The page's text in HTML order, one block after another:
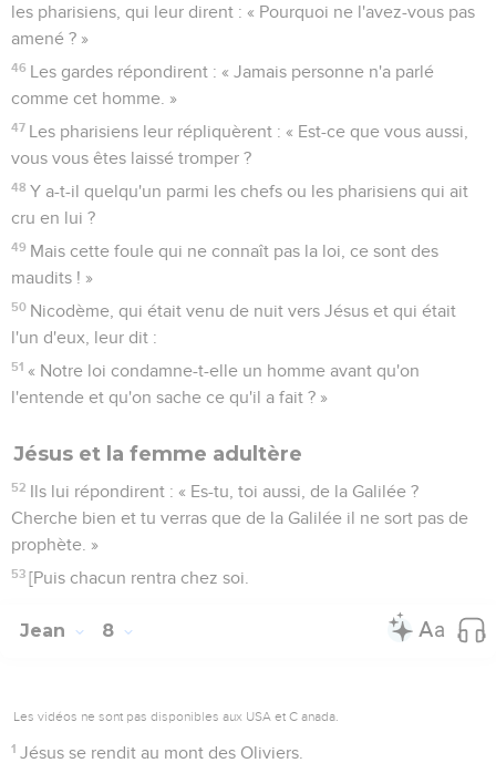
les pharisiens, qui leur dirent : « Pourquoi ne l'avez-vous pas
amené ? »
46 Les gardes répondirent : « Jamais personne n'a parlé
comme cet homme. »
47 Les pharisiens leur répliquèrent : « Est-ce que vous aussi,
vous vous êtes laissé tromper ?
48 Y a-t-il quelqu'un parmi les chefs ou les pharisiens qui ait
cru en lui ?
49 Mais cette foule qui ne connaît pas la loi, ce sont des
maudits ! »
50 Nicodème, qui était venu de nuit vers Jésus et qui était
l'un d'eux, leur dit :
51 « Notre loi condamne-t-elle un homme avant qu'on
l'entende et qu'on sache ce qu'il a fait ? »
Jésus et la femme adultère
52 Ils lui répondirent : « Es-tu, toi aussi, de la Galilée ?
Cherche bien et tu verras que de la Galilée il ne sort pas de
prophète. »
53 [Puis chacun rentra chez soi.
Jean 8
Les vidéos ne sont pas disponibles aux USA et C anada.
1 Jésus se rendit au mont des Oliviers.